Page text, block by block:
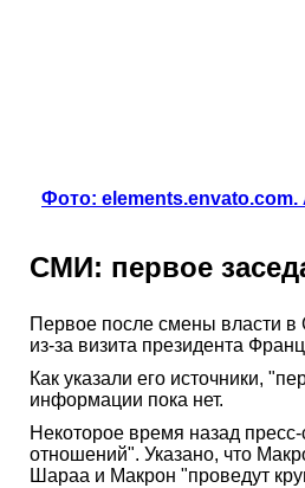
Фото:
СМИ: первое
Первое после смены власти в
из-за визита президента
Как указали его источники,
информации пока нет.
Некоторое время назад
отношений". Указано, что
Шараа и Макрон "проведут